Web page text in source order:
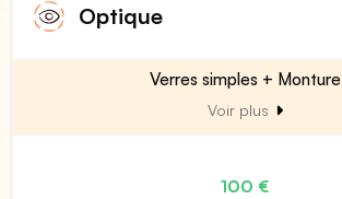
Optique
Verres simples + Monture
Voir plus
100 €